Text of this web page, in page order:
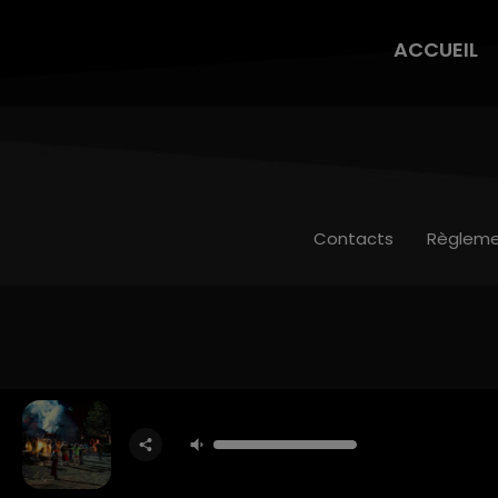
ACCUEIL
Contacts